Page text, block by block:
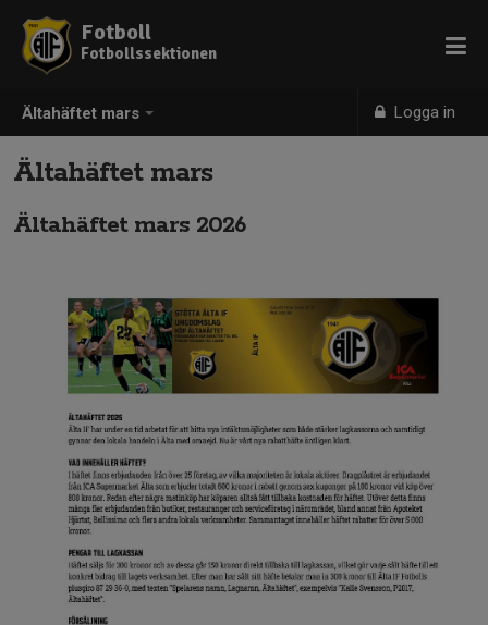
Ältahäftet mars Logga in
Fotboll
Fotbollssektionen
Ältahäftet mars
Ältahäftet mars 2026